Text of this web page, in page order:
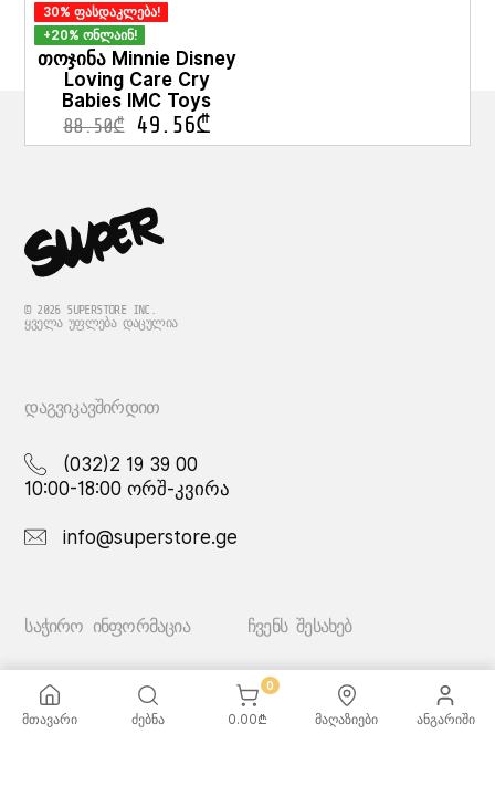
30% ფასდაკლება!
+20% ონლაინ!
თოჯინა Minnie Disney
Loving Care Cry
Babies IMC Toys
88.50₾ 49.56₾
© 2026 SUPERSTORE INC.
ᲧᲕᲔᲚᲐ ᲣᲤᲚᲔᲑᲐ ᲓᲐᲪᲣᲚᲘᲐ
ᲓᲐᲒᲕᲘᲙᲐᲕᲨᲘᲠᲓᲘᲗ
(032)2 19 39 00
10:00-18:00 ორშ-კვირა
info@superstore.ge
ᲡᲐᲭᲘᲠᲝ ᲘᲜᲤᲝᲠᲛᲐᲪᲘᲐ
ხშირად დასმული
კითხვები
მიწოდების სერვისი
ᲩᲕᲔᲜᲡ ᲨᲔᲡᲐᲮᲔᲑ
სუპერი
სუპერი სათამაშოები
ჩვენი მაღაზიები
მთავარი ძებნა
0
0.00₾ მაღაზიები ანგარიში